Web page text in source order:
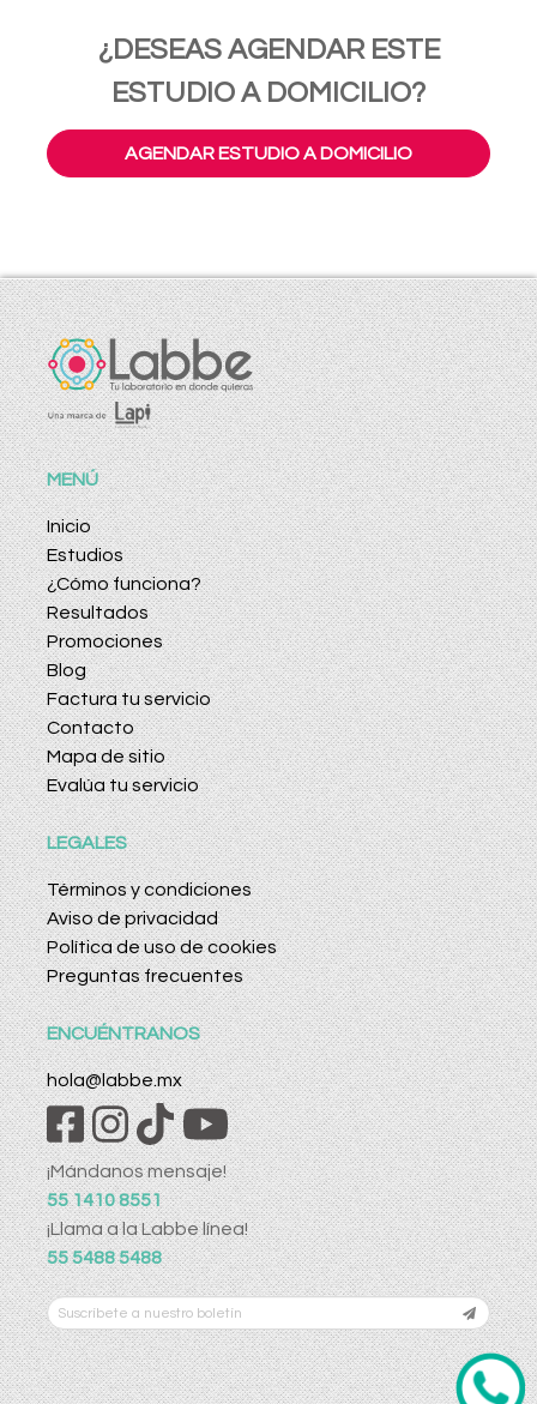
¿DESEAS AGENDAR ESTE
ESTUDIO A DOMICILIO?
AGENDAR ESTUDIO A DOMICILIO
MENÚ
Inicio
Estudios
¿Cómo funciona?
Resultados
Promociones
Blog
Factura tu servicio
Contacto
Mapa de sitio
Evalúa tu servicio
LEGALES
Términos y condiciones
Aviso de privacidad
Política de uso de cookies
Preguntas frecuentes
ENCUÉNTRANOS
hola@labbe.mx
¡Mándanos mensaje!
55 1410 8551
¡Llama a la Labbe línea!
55 5488 5488